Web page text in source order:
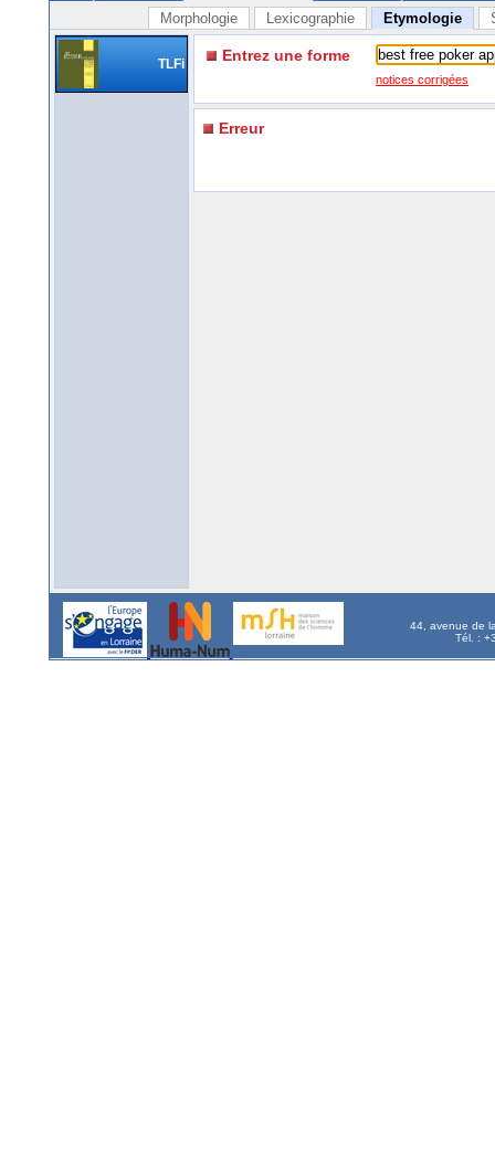
Morphologie Lexicographie Etymologie
TLFi Entrez une forme
notices corrigées
Erreur
44, avenue de
Tél. :